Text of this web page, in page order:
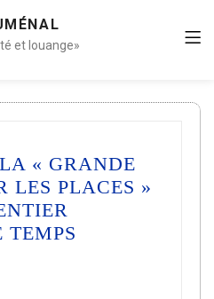
et louange»
« GRANDE
LES PLACES »
TEMPS